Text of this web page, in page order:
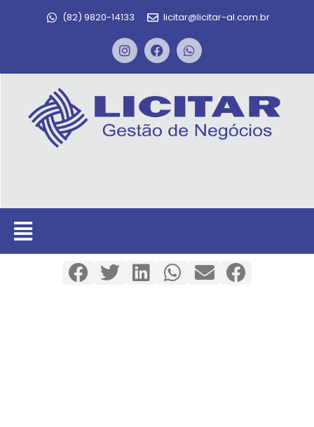
(82) 9820-14133 licitar@licitar-al.com.br